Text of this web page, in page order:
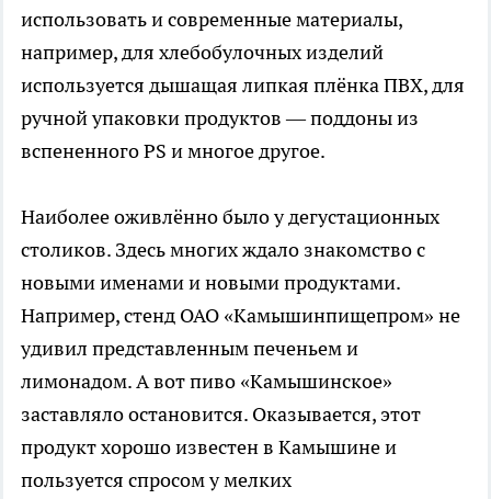
использовать и современные материалы,
например, для хлебобулочных изделий
используется дышащая липкая плёнка ПВХ, для
ручной упаковки продуктов — поддоны из
вспененного PS и многое другое.
Наиболее оживлённо было у дегустационных
столиков. Здесь многих ждало знакомство с
новыми именами и новыми продуктами.
Например, стенд ОАО «Камышинпищепром» не
удивил представленным печеньем и
лимонадом. А вот пиво «Камышинское»
заставляло остановится. Оказывается, этот
продукт хорошо известен в Камышине и
пользуется спросом у мелких